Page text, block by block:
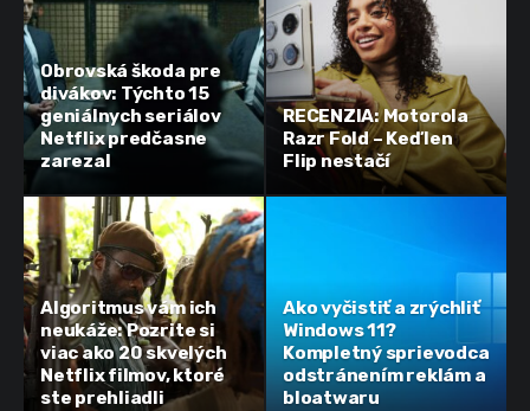
Obrovská škoda pre
divákov: Týchto 15
geniálnych seriálov
Netflix predčasne
zarezal
RECENZIA: Motorola
Razr Fold – Keď len
Flip nestačí
Algoritmus vám ich
neukáže: Pozrite si
viac ako 20 skvelých
Netflix filmov, ktoré
ste prehliadli
Ako vyčistiť a zrýchliť
Windows 11?
Kompletný sprievodca
odstránením reklám a
bloatwaru